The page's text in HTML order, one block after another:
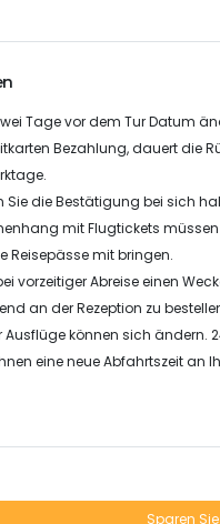
Tage vor dem Tur Datum
Bezahlung, dauert die
Sie die Bestätigung bei sich
mit Flugtickets müssen
Reisepässe mit bringen.
vorzeitiger Abreise einen
an der Rezeption zu
Ausflüge können sich ändern.
eine neue Abfahrtszeit an
Sparen